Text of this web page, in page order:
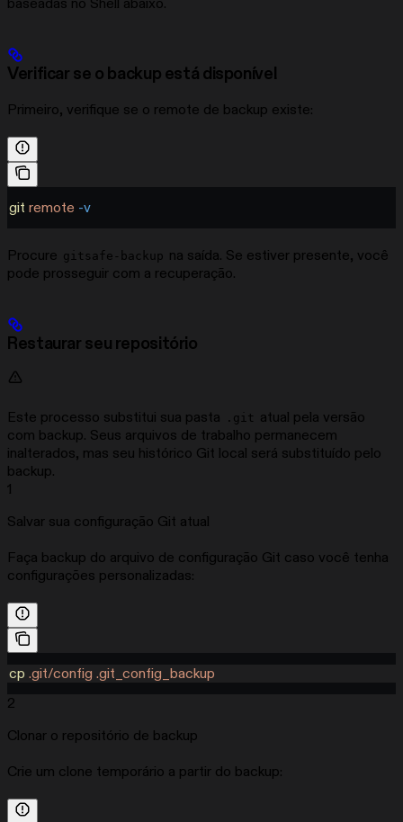
baseadas no Shell abaixo.
Verificar se o backup está disponível
Primeiro, verifique se o remote de backup existe:
git remote -v
Procure gitsafe-backup na saída. Se estiver presente, você
pode prosseguir com a recuperação.
Restaurar seu repositório
Este processo substitui sua pasta .git atual pela versão
com backup. Seus arquivos de trabalho permanecem
inalterados, mas seu histórico Git local será substituído pelo
backup.
1
Salvar sua configuração Git atual
Faça backup do arquivo de configuração Git caso você tenha
configurações personalizadas:
cp .git/config .git_config_backup
2
Clonar o repositório de backup
Crie um clone temporário a partir do backup: